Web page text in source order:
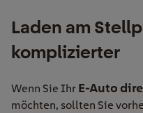
Laden am
komplizierter
Wenn Sie Ihr E-Auto
möchten, sollten Sie